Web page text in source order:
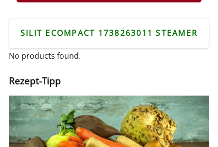
SILIT ECOMPACT 1738263011 STEAMER
No products found.
Rezept-Tipp